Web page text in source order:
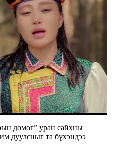
домог” уран сайхны
дуулсныг та бүхэндээ